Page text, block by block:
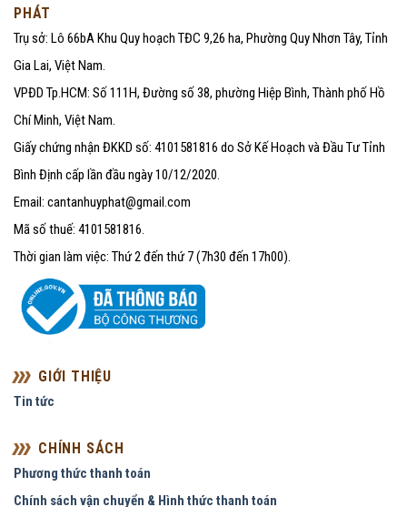
PHÁT
Trụ sở: Lô 66bA Khu Quy hoạch TĐC 9,26 ha, Phường Quy Nhơn Tây, Tỉnh
Gia Lai, Việt Nam.
VPĐD Tp.HCM: Số 111H, Đường số 38, phường Hiệp Bình, Thành phố Hồ
Chí Minh, Việt Nam.
Giấy chứng nhận ĐKKD số: 4101581816 do Sở Kế Hoạch và Đầu Tư Tỉnh
Bình Định cấp lần đầu ngày 10/12/2020.
Email: cantanhuyphat@gmail.com
Mã số thuế: 4101581816.
Thời gian làm việc: Thứ 2 đến thứ 7 (7h30 đến 17h00).
GIỚI THIỆU
Tin tức
CHÍNH SÁCH
Phương thức thanh toán
Chính sách vận chuyển & Hình thức thanh toán